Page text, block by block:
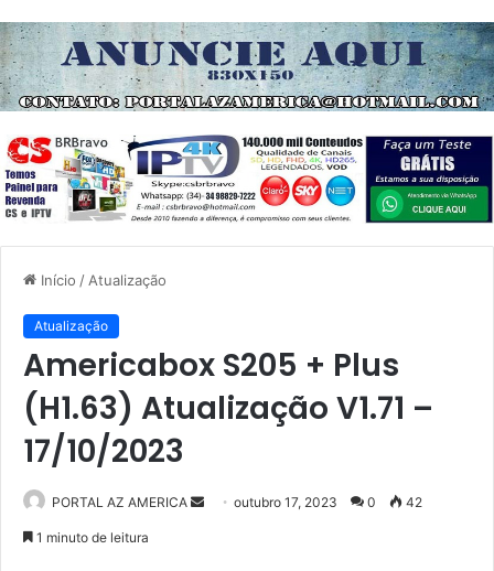
Início / Atualização
Atualização
Americabox S205 + Plus
(H1.63) Atualização V1.71 –
17/10/2023
PORTAL AZ AMERICA outubro 17, 2023 0 42
1 minuto de leitura